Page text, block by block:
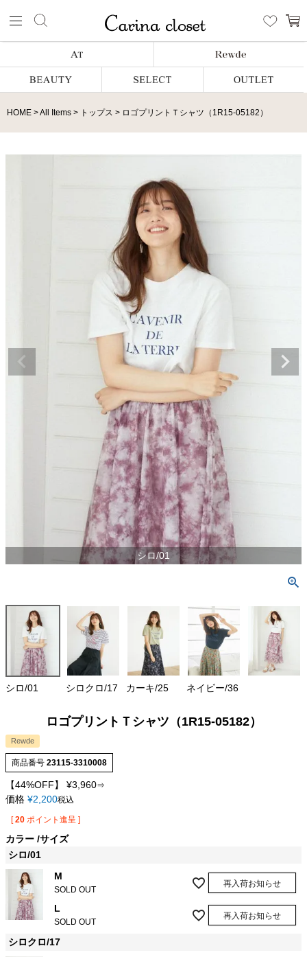
HOME All Items トップス ロゴプリントＴシャツ（1R15-05182）
シロ/01
シロ/01 シロクロ/17 カーキ/25 ネイビー/36
ロゴプリントＴシャツ（1R15-05182）
Rewde
商品番号 23115-3310008
【44%OFF】 ¥3,960⇒
価格 ¥2,200税込
[ 20 ポイント進呈 ]
カラー サイズ
シロ/01
M
SOLD OUT
再入荷お知らせ
L
SOLD OUT
再入荷お知らせ
シロクロ/17